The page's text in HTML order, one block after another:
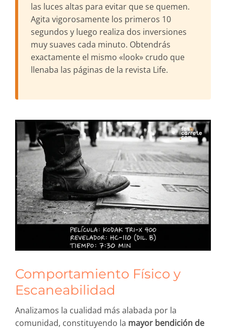
las luces altas para evitar que se quemen.
Agita vigorosamente los primeros 10
segundos y luego realiza dos inversiones
muy suaves cada minuto. Obtendrás
exactamente el mismo «look» crudo que
llenaba las páginas de la revista Life.
Comportamiento Físico y
Escaneabilidad
Analizamos la cualidad más alabada por la
comunidad, constituyendo la mayor bendición de